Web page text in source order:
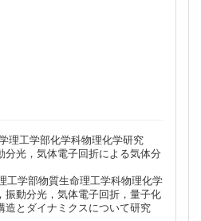
理工学部化学科物理化学研究
光，気体電子回折による気体分
学部物質生命理工学科物理化学
動分光，気体電子回折，量子化
造とダイナミクスについて研究